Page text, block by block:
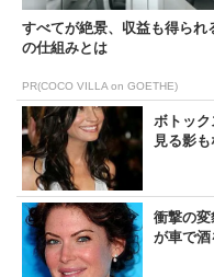
すべてが絶景、収益も得られ
の仕組みとは
PR(COCO VILLA on GOETHE)
ボトック
見る影
衝撃の
が車で酒